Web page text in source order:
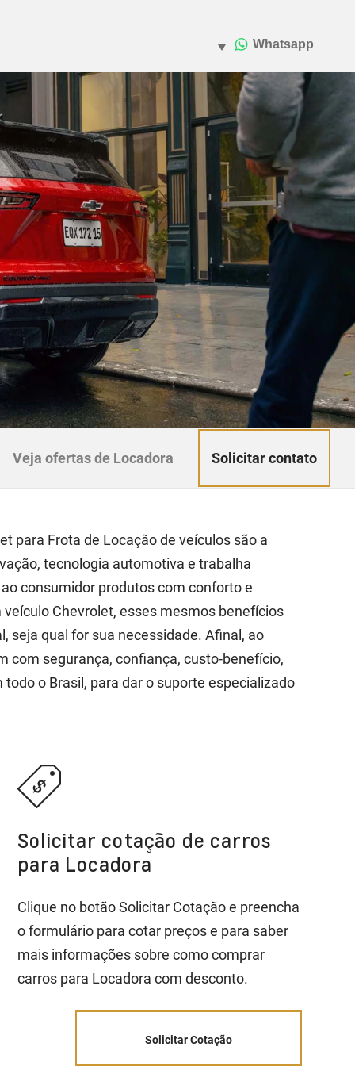
Veja ofertas de Locadora Solicitar contato
para Frota de Locação de veículos são a
tecnologia automotiva e trabalha
consumidor produtos com conforto e
Chevrolet, esses mesmos benefícios
seja qual for sua necessidade. Afinal, ao
com segurança, confiança, custo-benefício,
o Brasil, para dar o suporte especializado
Solicitar cotação de carros
para Locadora
Clique no botão Solicitar Cotação e preencha
o formulário para cotar preços e para saber
mais informações sobre como comprar
carros para Locadora com desconto.
Solicitar Cotação